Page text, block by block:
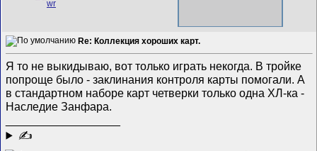
Re: Коллекция хороших карт.
Я то не выкидываю, вот только играть некогда. В тройке
попроще было - заклинания контроля карты помогали. А
в стандартном наборе карт четверки только одна ХЛ-ка -
Наследие Занфара.
✍